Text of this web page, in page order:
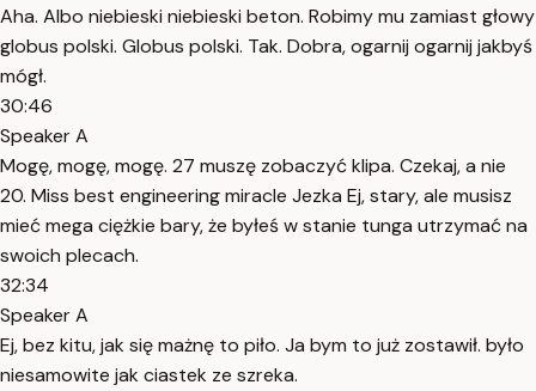
Aha. Albo niebieski niebieski beton. Robimy mu zamiast głowy
globus polski. Globus polski. Tak. Dobra, ogarnij ogarnij jakbyś
mógł.
30:46
Speaker A
Mogę, mogę, mogę. 27 muszę zobaczyć klipa. Czekaj, a nie
20. Miss best engineering miracle Jezka Ej, stary, ale musisz
mieć mega ciężkie bary, że byłeś w stanie tunga utrzymać na
swoich plecach.
32:34
Speaker A
Ej, bez kitu, jak się mażnę to piło. Ja bym to już zostawił. było
niesamowite jak ciastek ze szreka.